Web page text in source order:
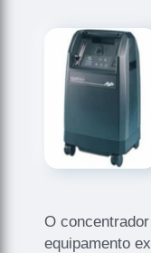
O
equipamento